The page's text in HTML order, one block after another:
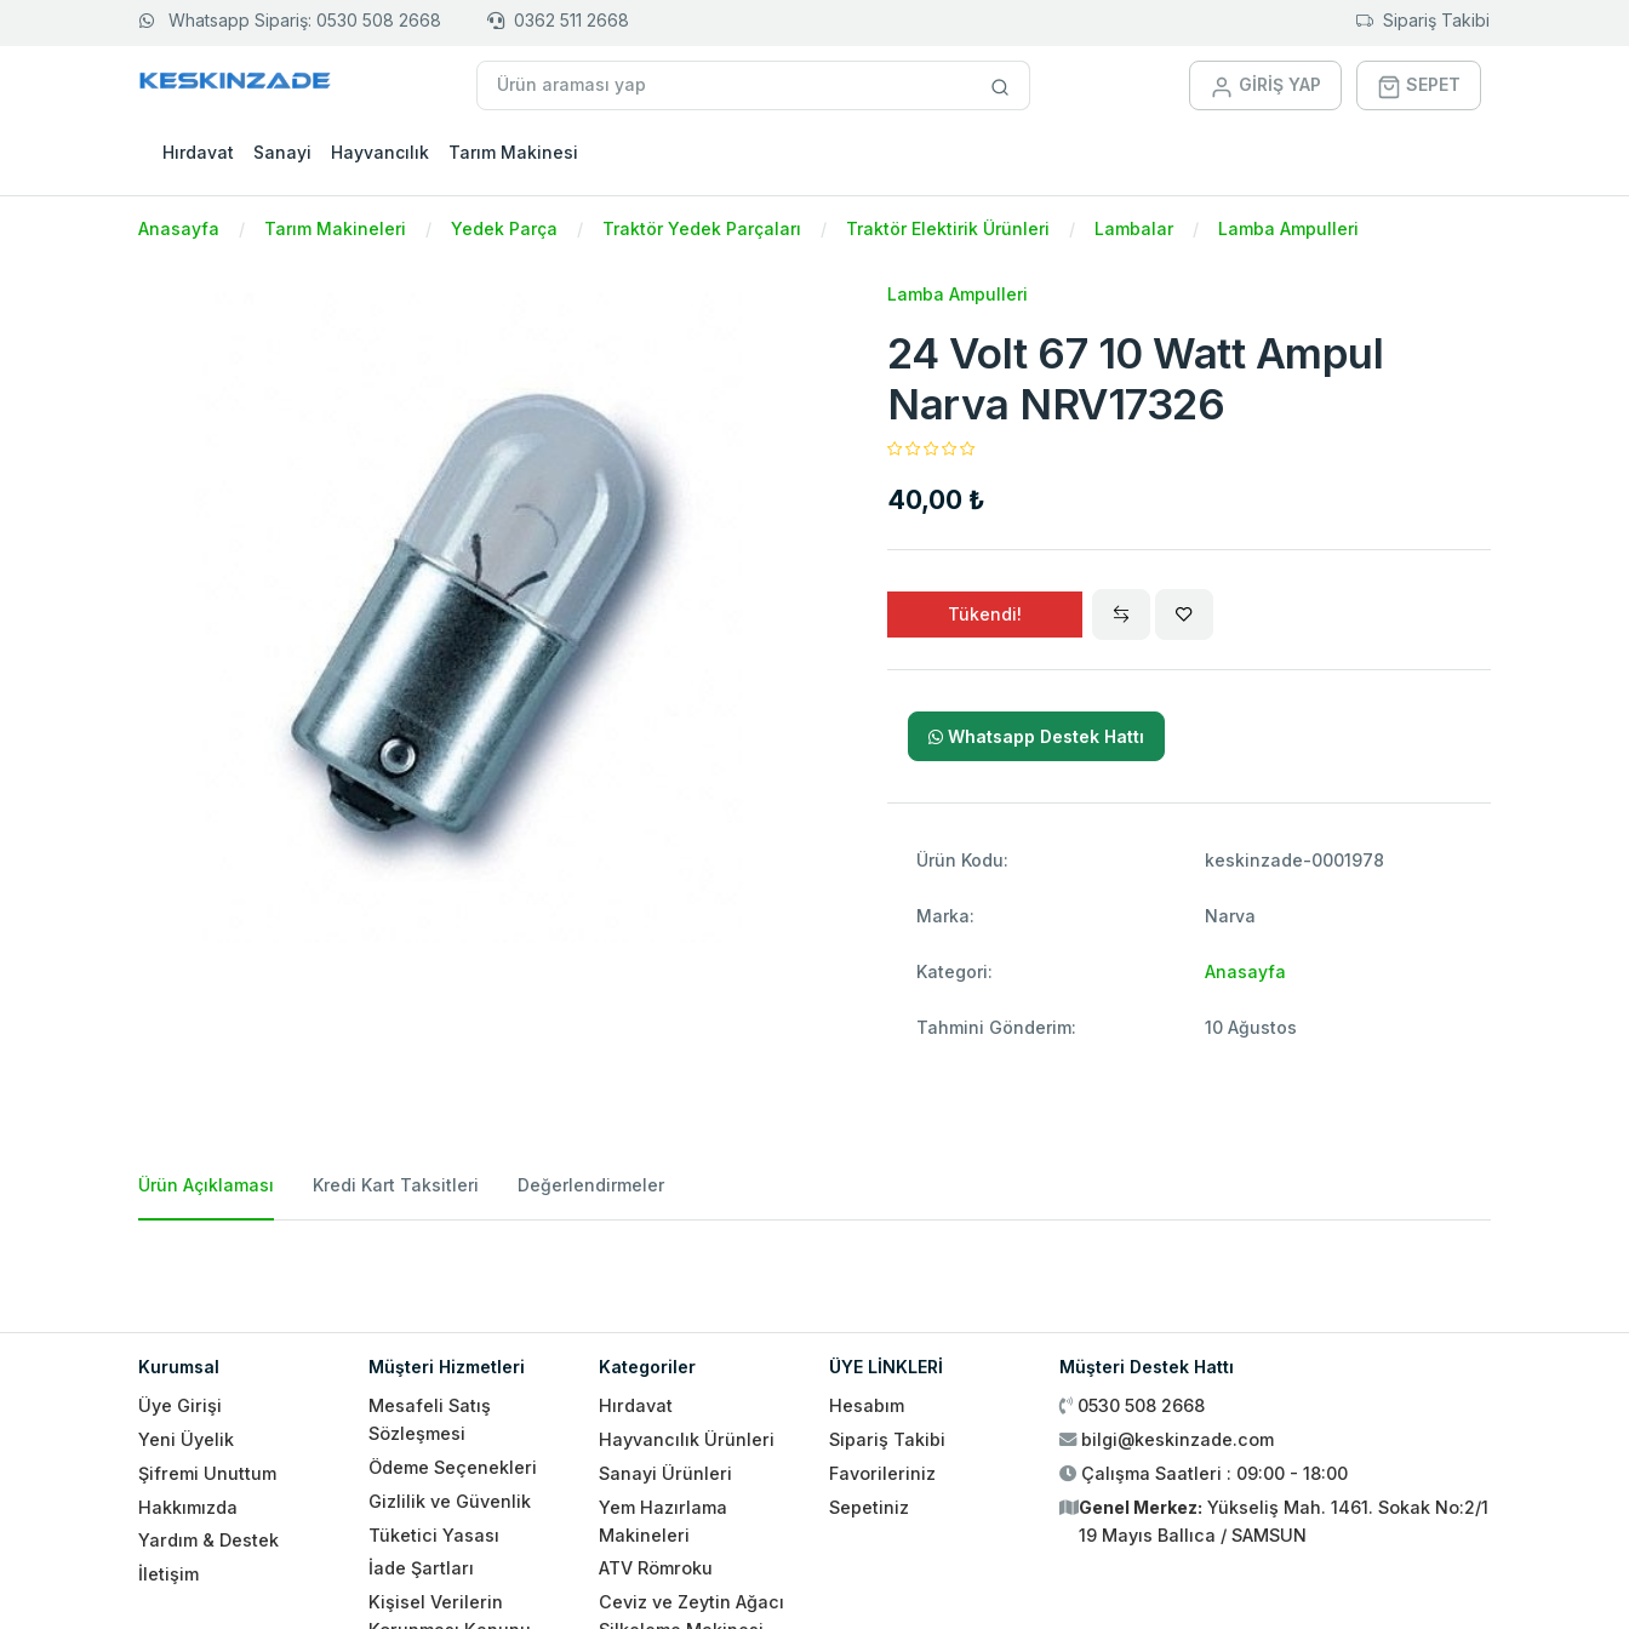
Whatsapp Sipariş: 0530 508 2668 0362 511 2668 Sipariş Takibi
GİRİŞ YAP SEPET
Hırdavat Sanayi Hayvancılık Tarım Makinesi
Anasayfa Tarım Makineleri Yedek Parça Traktör Yedek Parçaları Traktör Elektirik Ürünleri Lambalar Lamba Ampulleri
Lamba Ampulleri
24 Volt 67 10 Watt Ampul
Narva NRV17326
40,00 ₺
Tükendi!
Whatsapp Destek Hattı
Ürün Kodu: keskinzade-0001978
Marka: Narva
Kategori: Anasayfa
Tahmini Gönderim: 10 Ağustos
Ürün Açıklaması Kredi Kart Taksitleri Değerlendirmeler
Kurumsal
Üye Girişi
Yeni Üyelik
Şifremi Unuttum
Hakkımızda
Yardım & Destek
İletişim
Müşteri Hizmetleri
Mesafeli Satış
Sözleşmesi
Ödeme Seçenekleri
Gizlilik ve Güvenlik
Tüketici Yasası
İade Şartları
Kişisel Verilerin
Kategoriler
Hırdavat
Hayvancılık Ürünleri
Sanayi Ürünleri
Yem Hazırlama
Makineleri
ATV Römroku
Ceviz ve Zeytin Ağacı
ÜYE LİNKLERİ
Hesabım
Sipariş Takibi
Favorileriniz
Sepetiniz
Müşteri Destek Hattı
0530 508 2668
bilgi@keskinzade.com
Çalışma Saatleri : 09:00 - 18:00
Genel Merkez: Yükseliş Mah. 1461. Sokak No:2/1
19 Mayıs Ballıca / SAMSUN